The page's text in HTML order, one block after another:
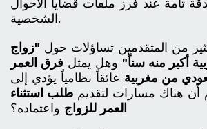
تامة عند فرز ملفات قضايا الأحوال
الشخصية.
من المتقدمين تساؤلات حول "زواج
أكبر منه سناً" وهل يمثل فرق العمر
من مغربية عائقاً نظامياً يؤدي إلى
أن هناك مسارات لتقديم طلب استثناء
العمر للزواج واعتماده؟